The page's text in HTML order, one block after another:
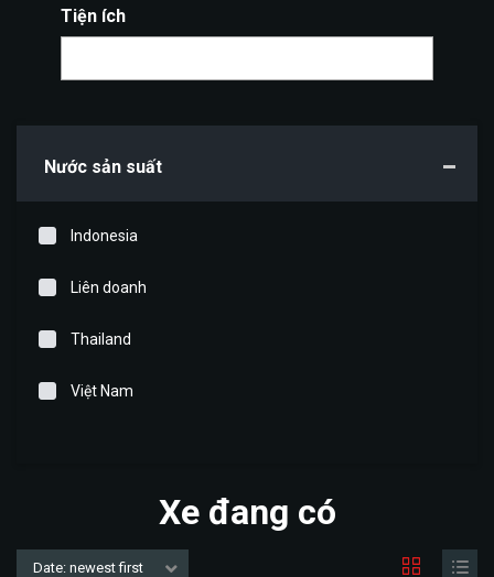
Tiện ích
Nước sản suất
Indonesia
Liên doanh
Thailand
Việt Nam
Xe đang có
Date: newest first